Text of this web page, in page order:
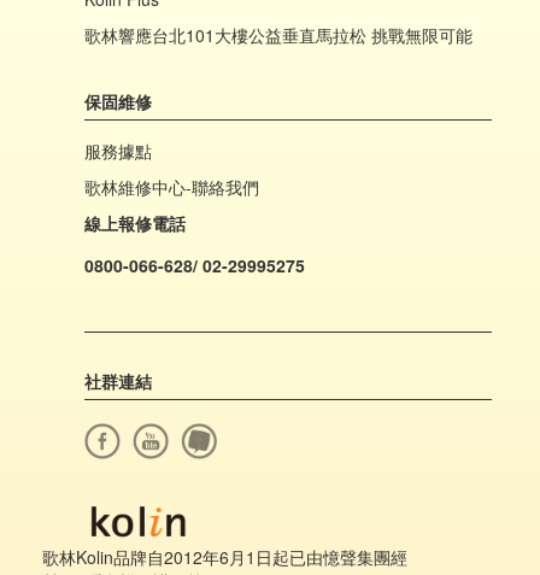
歌林響應台北101大樓公益垂直馬拉松 挑戰無限可能
保固維修
服務據點
歌林維修中心-聯絡我們
線上報修電話
0800-066-628/ 02-29995275
社群連結
歌林Kolin品牌自2012年6月1日起已由憶聲集團經